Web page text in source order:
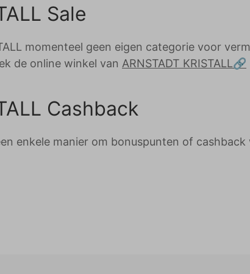
Sale
momenteel geen eigen categorie voor
de online winkel van ARNSTADT KRISTALL
Cashback
enkele manier om bonuspunten of